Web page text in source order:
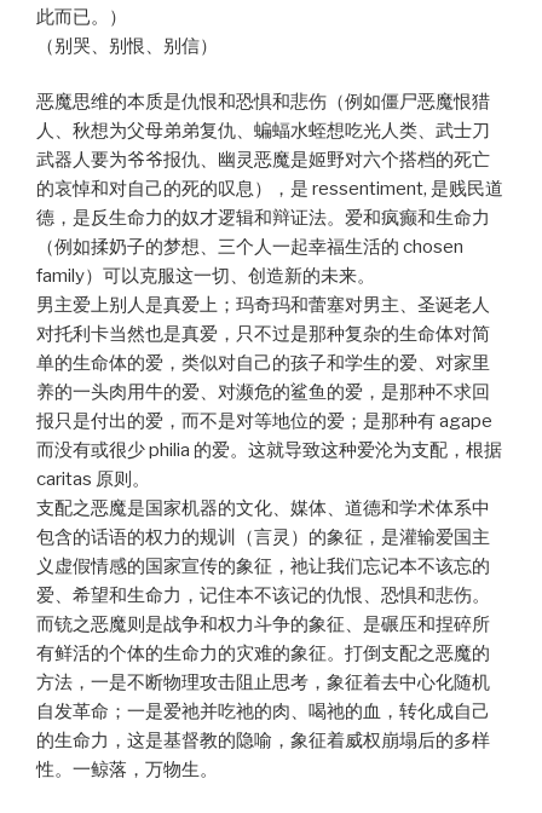
此而已。）
（别哭、别恨、别信）
恶魔思维的本质是仇恨和恐惧和悲伤（例如僵尸恶魔恨猎
人、秋想为父母弟弟复仇、蝙蝠水蛭想吃光人类、武士刀
武器人要为爷爷报仇、幽灵恶魔是姬野对六个搭档的死亡
的哀悼和对自己的死的叹息），是 ressentiment, 是贱民道
德，是反生命力的奴才逻辑和辩证法。爱和疯癫和生命力
（例如揉奶子的梦想、三个人一起幸福生活的 chosen
family）可以克服这一切、创造新的未来。
男主爱上别人是真爱上；玛奇玛和蕾塞对男主、圣诞老人
对托利卡当然也是真爱，只不过是那种复杂的生命体对简
单的生命体的爱，类似对自己的孩子和学生的爱、对家里
养的一头肉用牛的爱、对濒危的鲨鱼的爱，是那种不求回
报只是付出的爱，而不是对等地位的爱；是那种有 agape
而没有或很少 philia 的爱。这就导致这种爱沦为支配，根据
caritas 原则。
支配之恶魔是国家机器的文化、媒体、道德和学术体系中
包含的话语的权力的规训（言灵）的象征，是灌输爱国主
义虚假情感的国家宣传的象征，祂让我们忘记本不该忘的
爱、希望和生命力，记住本不该记的仇恨、恐惧和悲伤。
而铳之恶魔则是战争和权力斗争的象征、是碾压和捏碎所
有鲜活的个体的生命力的灾难的象征。打倒支配之恶魔的
方法，一是不断物理攻击阻止思考，象征着去中心化随机
自发革命；一是爱祂并吃祂的肉、喝祂的血，转化成自己
的生命力，这是基督教的隐喻，象征着威权崩塌后的多样
性。一鲸落，万物生。